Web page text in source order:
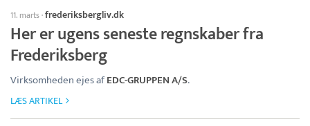
11. marts·frederiksbergliv.dk
Her er ugens seneste regnskaber fra
Frederiksberg
Virksomheden ejes afEDC-GRUPPEN A/S.
LÆS ARTIKEL